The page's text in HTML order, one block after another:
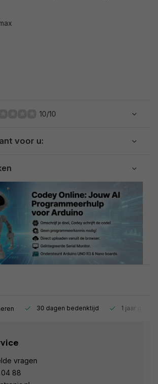
10/10
voor u:
30 dagen bedenktijd 1 jaar
vragen
88